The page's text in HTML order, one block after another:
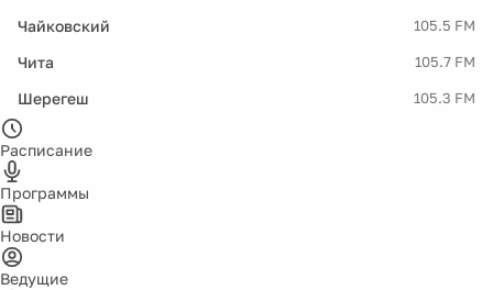
Чайковский 105.5 FM
Чита 105.7 FM
Шерегеш 105.3 FM
Расписание
Программы
Новости
Ведущие